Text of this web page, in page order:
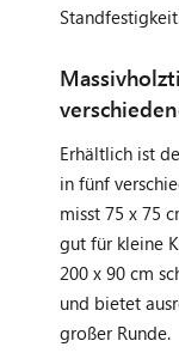
Erhältlich ist
in fünf
misst 75 x 75
gut für kleine
200 x 90 cm
und bietet
großer Runde.